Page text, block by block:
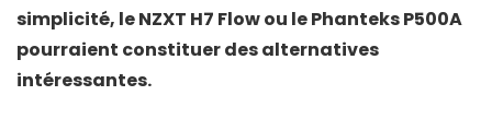
simplicité, leNZXT H7 Flowou lePhanteks P500A
pourraient constituer des alternatives
intéressantes.